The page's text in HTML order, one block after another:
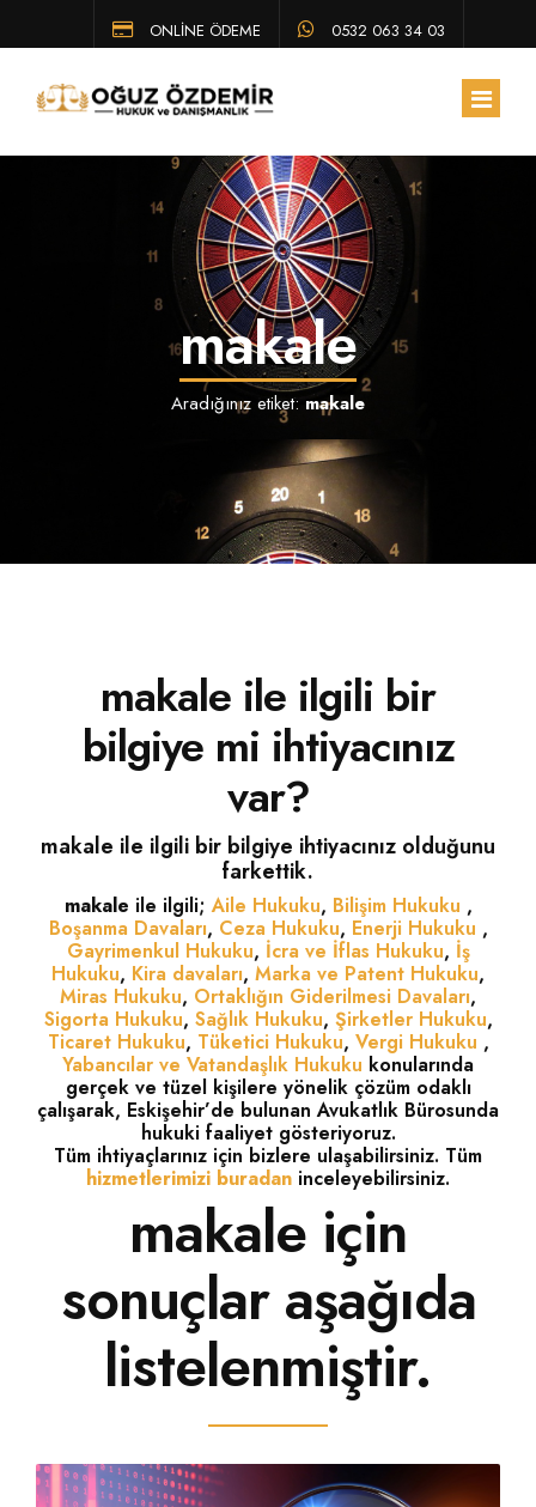
ONLİNE ÖDEME 0532 063 34 03
ÇALIŞMA ALANLARIMIZmakale
Aradığınız etiket: makale
makale ile ilgili bir
bilgiye mi ihtiyacınız
var?
makale ile ilgili bir bilgiye ihtiyacınız olduğunu
farkettik.
makale ile ilgili;Aile Hukuku, Bilişim Hukuku ,
Boşanma Davaları, Ceza Hukuku, Enerji Hukuku ,
Gayrimenkul Hukuku, İcra ve İflas Hukuku, İş
Hukuku, Kira davaları, Marka ve Patent Hukuku,
Miras Hukuku, Ortaklığın Giderilmesi Davaları,
Sigorta Hukuku, Sağlık Hukuku, Şirketler Hukuku,
Ticaret Hukuku, Tüketici Hukuku, Vergi Hukuku ,
Yabancılar ve Vatandaşlık Hukuku konularında
gerçek ve tüzel kişilere yönelik çözüm odaklı
çalışarak, Eskişehir’de bulunan Avukatlık Bürosunda
hukuki faaliyet gösteriyoruz.
Tüm ihtiyaçlarınız için bizlere ulaşabilirsiniz. Tüm
hizmetlerimizi buradan inceleyebilirsiniz.
makale için
sonuçlar aşağıda
listelenmiştir.